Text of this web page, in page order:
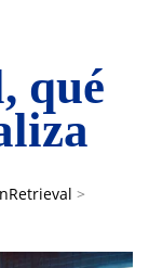
qué
>